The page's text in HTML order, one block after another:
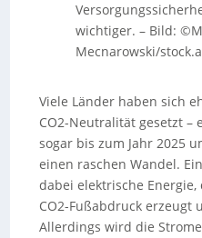
wichtiger. – Bild:
Mecnarowski/
Viele Länder haben sich
CO2-Neutralität gesetzt –
sogar bis zum Jahr 2025
einen raschen Wandel.
dabei elektrische
CO2-Fußabdruck erzeugt
Allerdings wird die